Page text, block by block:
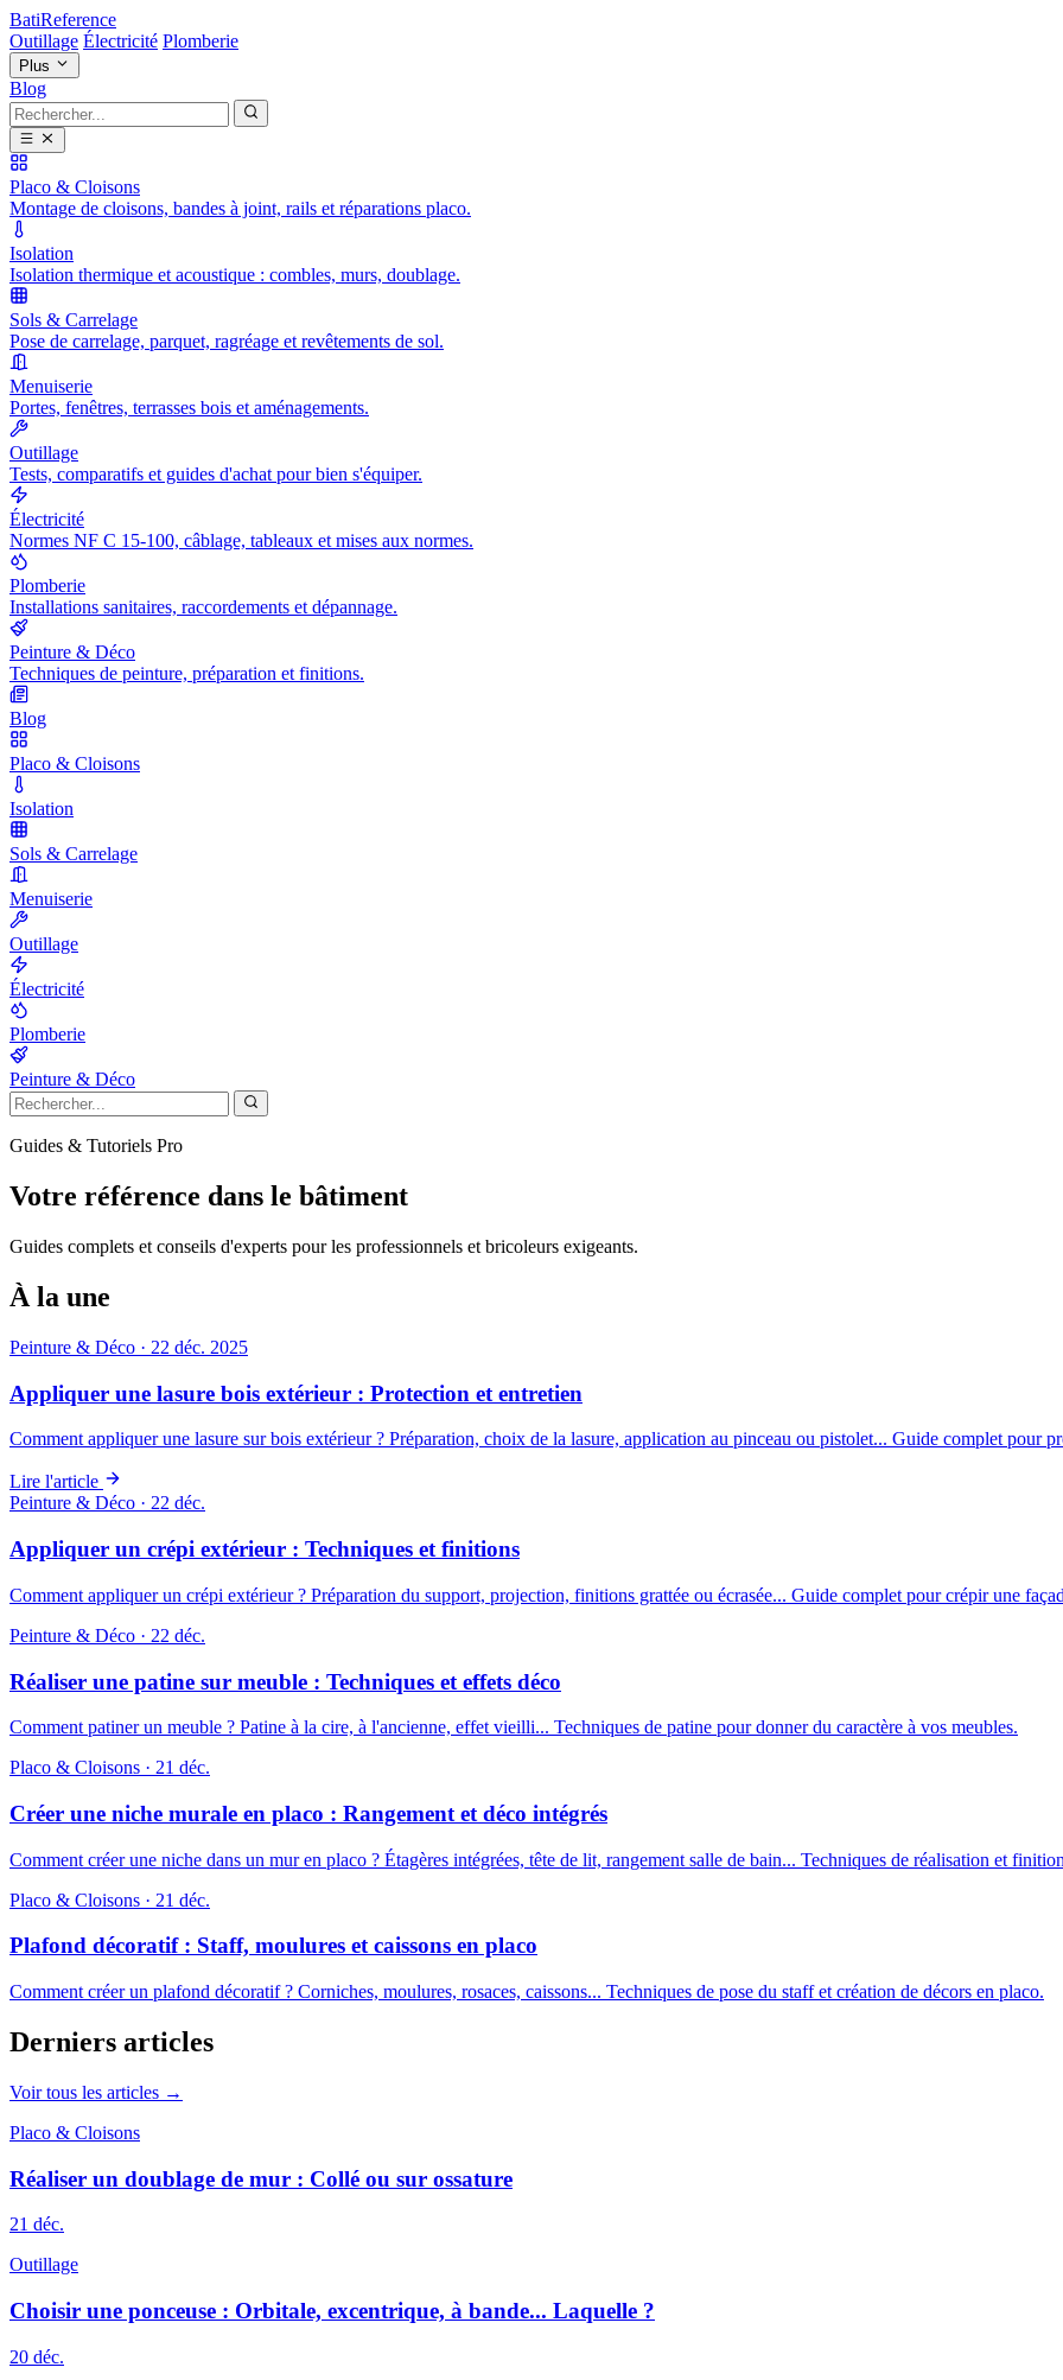
BatiReference
Outillage Électricité Plomberie
Plus
Blog
Placo & Cloisons
Montage de cloisons, bandes à joint, rails et réparations placo.
Isolation
Isolation thermique et acoustique : combles, murs, doublage.
Sols & Carrelage
Pose de carrelage, parquet, ragréage et revêtements de sol.
Menuiserie
Portes, fenêtres, terrasses bois et aménagements.
Outillage
Tests, comparatifs et guides d'achat pour bien s'équiper.
Électricité
Normes NF C 15-100, câblage, tableaux et mises aux normes.
Plomberie
Installations sanitaires, raccordements et dépannage.
Peinture & Déco
Techniques de peinture, préparation et finitions.
Blog
Placo & Cloisons
Isolation
Sols & Carrelage
Menuiserie
Outillage
Électricité
Plomberie
Peinture & Déco
Guides & Tutoriels Pro
Votre référence dans le bâtiment
Guides complets et conseils d'experts pour les professionnels et bricoleurs exigeants.
À la une
Peinture & Déco · 22 déc. 2025
Appliquer une lasure bois extérieur : Protection et entretien
Comment appliquer une lasure sur bois extérieur ? Préparation, choix de la lasure, application au pinceau ou pistolet... Guide complet pour
Lire l'article
Peinture & Déco · 22 déc.
Appliquer un crépi extérieur : Techniques et finitions
Comment appliquer un crépi extérieur ? Préparation du support, projection, finitions grattée ou écrasée... Guide complet pour crépir une
Peinture & Déco · 22 déc.
Réaliser une patine sur meuble : Techniques et effets déco
Comment patiner un meuble ? Patine à la cire, à l'ancienne, effet vieilli... Techniques de patine pour donner du caractère à vos meubles.
Placo & Cloisons · 21 déc.
Créer une niche murale en placo : Rangement et déco intégrés
Comment créer une niche dans un mur en placo ? Étagères intégrées, tête de lit, rangement salle de bain... Techniques de réalisation et
Placo & Cloisons · 21 déc.
Plafond décoratif : Staff, moulures et caissons en placo
Comment créer un plafond décoratif ? Corniches, moulures, rosaces, caissons... Techniques de pose du staff et création de décors en placo.
Derniers articles
Voir tous les articles →
Placo & Cloisons
Réaliser un doublage de mur : Collé ou sur ossature
21 déc.
Outillage
Choisir une ponceuse : Orbitale, excentrique, à bande... Laquelle ?
20 déc.